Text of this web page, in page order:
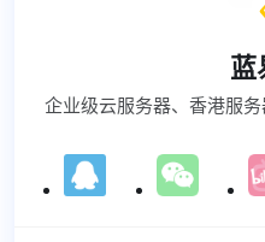
蓝
企业级云服务器、香港服